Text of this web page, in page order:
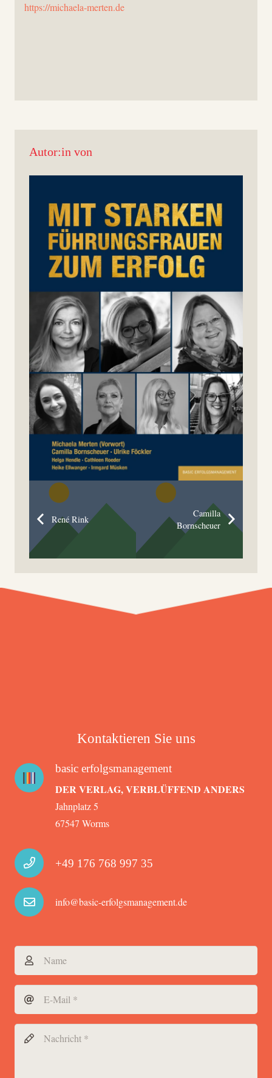
https://michaela-merten.de
Autor:in von
René Rink
Camilla
Bornscheuer
Kontaktieren Sie uns
basic erfolgsmanagement
DER VERLAG, VERBLÜFFEND ANDERS
Jahnplatz 5
67547 Worms
+49 176 768 997 35
info@basic-erfolgsmanagement.de